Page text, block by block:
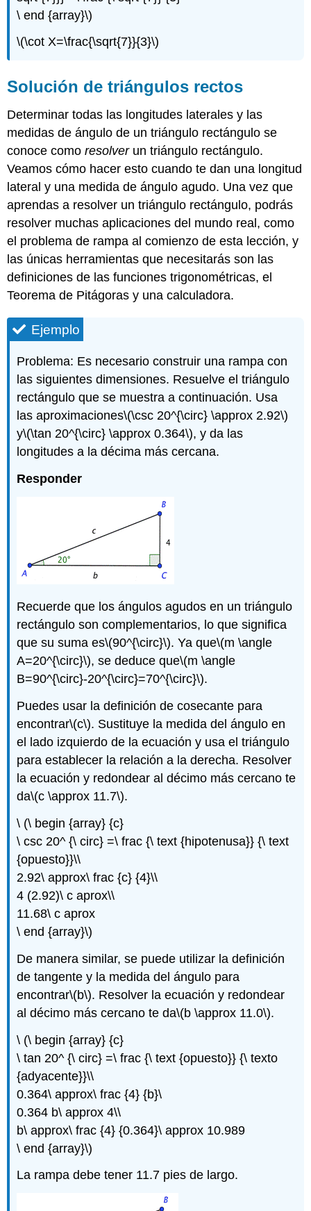
\ end {array}\)
\(\cot X=\frac{\sqrt{7}}{3}\)
Solución de triángulos rectos
Determinar todas las longitudes laterales y las
medidas de ángulo de un triángulo rectángulo se
conoce comoresolverun triángulo rectángulo.
Veamos cómo hacer esto cuando te dan una longitud
lateral y una medida de ángulo agudo. Una vez que
aprendas a resolver un triángulo rectángulo, podrás
resolver muchas aplicaciones del mundo real, como
el problema de rampa al comienzo de esta lección, y
las únicas herramientas que necesitarás son las
definiciones de las funciones trigonométricas, el
Teorema de Pitágoras y una calculadora.
Ejemplo
Problema: Es necesario construir una rampa con
las siguientes dimensiones. Resuelve el triángulo
rectángulo que se muestra a continuación. Usa
las aproximaciones\(\csc 20^{\circ} \approx 2.92\)
y\(\tan 20^{\circ} \approx 0.364\), y da las
longitudes a la décima más cercana.
Responder
Recuerde que los ángulos agudos en un triángulo
rectángulo son complementarios, lo que significa
que su suma es\(90^{\circ}\). Ya que\(m \angle
A=20^{\circ}\), se deduce que\(m \angle
B=90^{\circ}-20^{\circ}=70^{\circ}\).
Puedes usar la definición de cosecante para
encontrar\(c\). Sustituye la medida del ángulo en
el lado izquierdo de la ecuación y usa el triángulo
para establecer la relación a la derecha. Resolver
la ecuación y redondear al décimo más cercano te
da\(c \approx 11.7\).
\ (\ begin {array} {c}
\ csc 20^ {\ circ} =\ frac {\ text {hipotenusa}} {\ text
{opuesto}}\\
2.92\ approx\ frac {c} {4}\\
4 (2.92)\ c aprox\\
11.68\ c aprox
\ end {array}\)
De manera similar, se puede utilizar la definición
de tangente y la medida del ángulo para
encontrar\(b\). Resolver la ecuación y redondear
al décimo más cercano te da\(b \approx 11.0\).
\ (\ begin {array} {c}
\ tan 20^ {\ circ} =\ frac {\ text {opuesto}} {\ texto
{adyacente}}\\
0.364\ approx\ frac {4} {b}\
0.364 b\ approx 4\\
b\ approx\ frac {4} {0.364}\ approx 10.989
\ end {array}\)
La rampa debe tener 11.7 pies de largo.